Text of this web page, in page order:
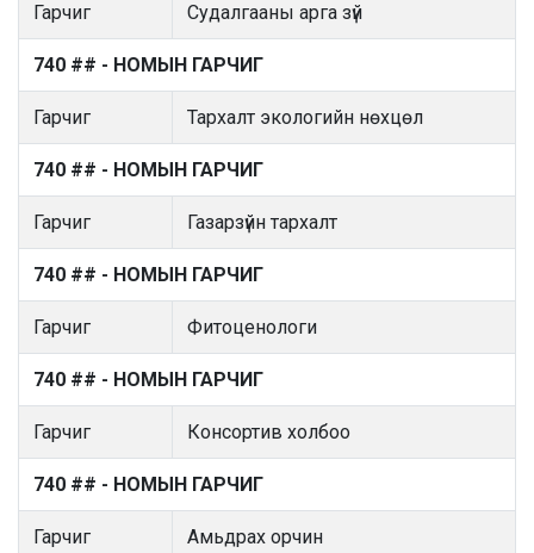
Гарчиг Судалгааны арга зүй
740 ## - НОМЫН ГАРЧИГ
Гарчиг Тархалт экологийн нөхцөл
740 ## - НОМЫН ГАРЧИГ
Гарчиг Газарзүйн тархалт
740 ## - НОМЫН ГАРЧИГ
Гарчиг Фитоценологи
740 ## - НОМЫН ГАРЧИГ
Гарчиг Консортив холбоо
740 ## - НОМЫН ГАРЧИГ
Гарчиг Амьдрах орчин